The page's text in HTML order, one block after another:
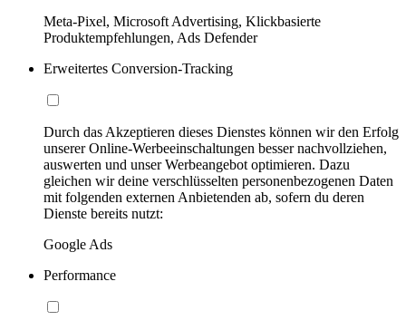
Meta-Pixel, Microsoft Advertising, Klickbasierte
Produktempfehlungen, Ads Defender
Erweitertes Conversion-Tracking
Durch das Akzeptieren dieses Dienstes können wir den Erfolg
unserer Online-Werbeeinschaltungen besser nachvollziehen,
auswerten und unser Werbeangebot optimieren. Dazu
gleichen wir deine verschlüsselten personenbezogenen Daten
mit folgenden externen Anbietenden ab, sofern du deren
Dienste bereits nutzt:
Google Ads
Performance